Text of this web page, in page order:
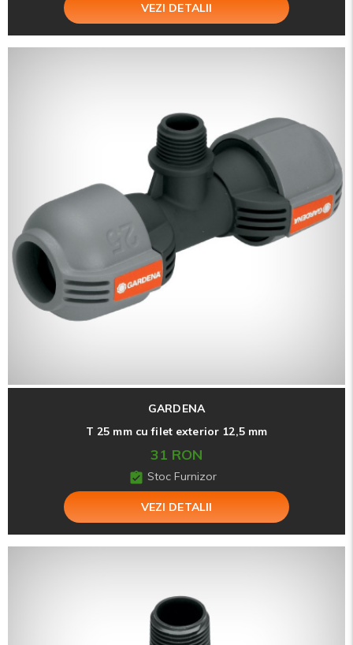
VEZI DETALII
GARDENA
T 25 mm cu filet exterior 12,5 mm
31 RON
Stoc Furnizor
VEZI DETALII